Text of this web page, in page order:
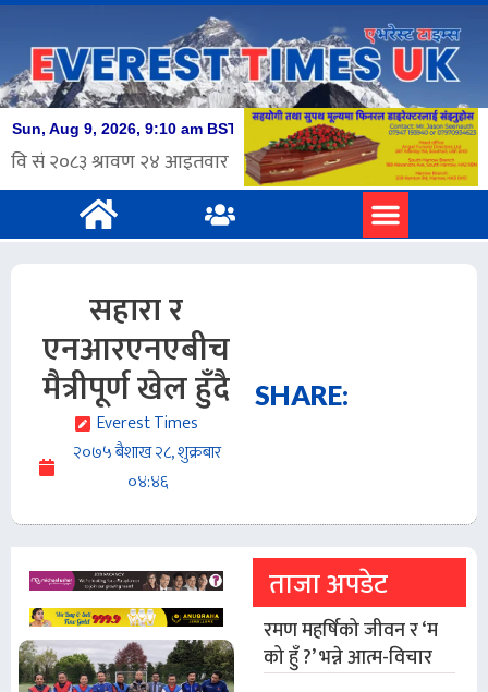
सहारा र
एनआरएनएबीच
मैत्रीपूर्ण खेल हुँदै
Everest Times
२०७५ बैशाख २८, शुक्रबार
०४:४६
SHARE:
ताजा अपडेट
रमण महर्षिको जीवन र ‘म
को हुँ ?’ भन्ने आत्म-विचार